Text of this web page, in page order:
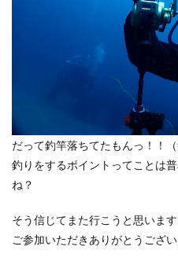
だって釣竿落ちてたもんっ！！（
釣りをするポイントってことは
ね？
そう信じてまた行こうと思います
ご参加いただきありがとうござい